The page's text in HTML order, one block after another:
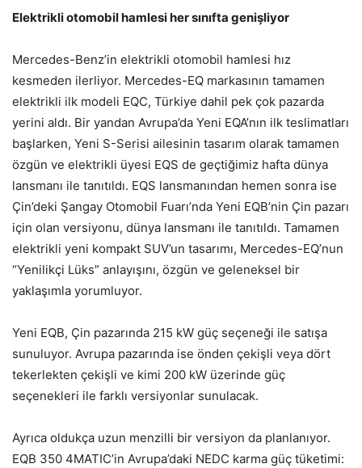
Elektrikli otomobil hamlesi her sınıfta genişliyor
Mercedes-Benz’in elektrikli otomobil hamlesi hız
kesmeden ilerliyor. Mercedes-EQ markasının tamamen
elektrikli ilk modeli EQC, Türkiye dahil pek çok pazarda
yerini aldı. Bir yandan Avrupa’da Yeni EQA’nın ilk teslimatları
başlarken, Yeni S-Serisi ailesinin tasarım olarak tamamen
özgün ve elektrikli üyesi EQS de geçtiğimiz hafta dünya
lansmanı ile tanıtıldı. EQS lansmanından hemen sonra ise
Çin’deki Şangay Otomobil Fuarı’nda Yeni EQB’nin Çin pazarı
için olan versiyonu, dünya lansmanı ile tanıtıldı. Tamamen
elektrikli yeni kompakt SUV’un tasarımı, Mercedes-EQ’nun
“Yenilikçi Lüks” anlayışını, özgün ve geleneksel bir
yaklaşımla yorumluyor.
Yeni EQB, Çin pazarında 215 kW güç seçeneği ile satışa
sunuluyor. Avrupa pazarında ise önden çekişli veya dört
tekerlekten çekişli ve kimi 200 kW üzerinde güç
seçenekleri ile farklı versiyonlar sunulacak.
Ayrıca oldukça uzun menzilli bir versiyon da planlanıyor.
EQB 350 4MATIC’in Avrupa’daki NEDC karma güç tüketimi: